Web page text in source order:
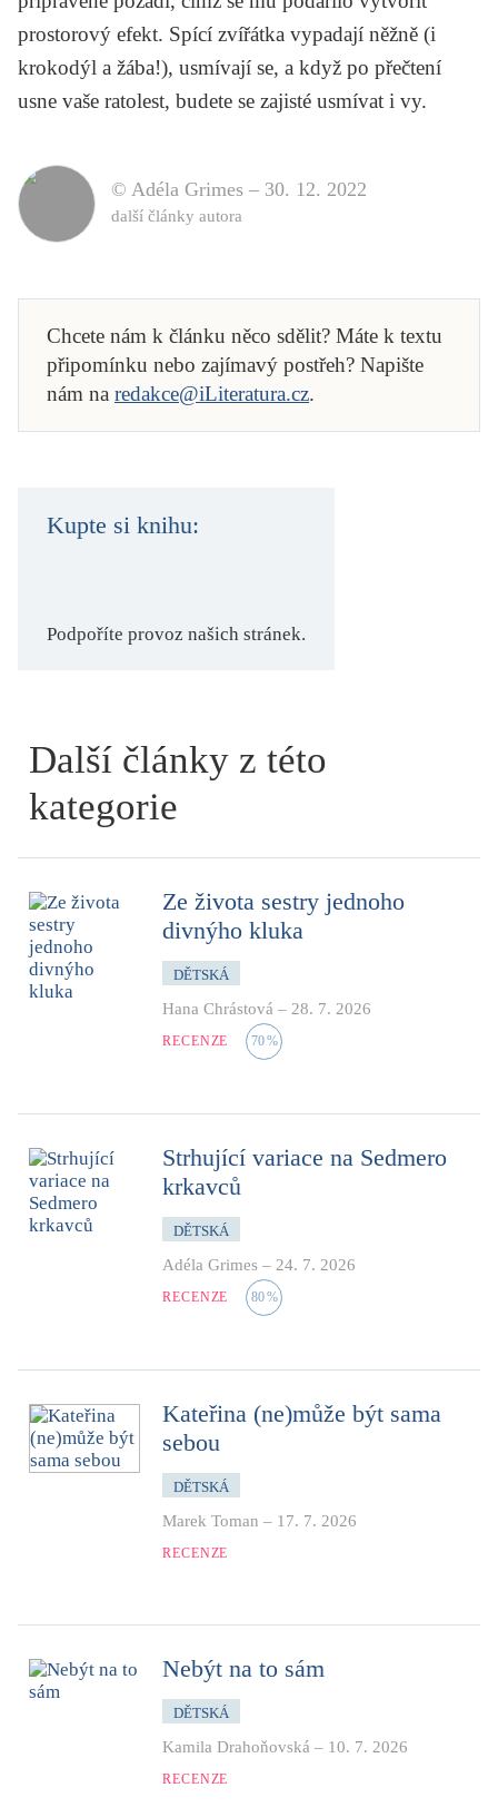
prostorový efekt. Spící zvířátka vypadají něžně (i
krokodýl a žába!), usmívají se, a když po přečtení
usne vaše ratolest, budete se zajisté usmívat i vy.
© Adéla Grimes – 30. 12. 2022
další články autora
Chcete nám k článku něco sdělit? Máte k textu
připomínku nebo zajímavý postřeh? Napište
nám na redakce@iLiteratura.cz.
Kupte si knihu:
Podpoříte provoz našich stránek.
Další články z této
kategorie
Ze života sestry jednoho
divnýho kluka
DĚTSKÁ
Hana Chrástová – 28. 7. 2026
RECENZE 70%
Strhující variace na Sedmero
krkavců
DĚTSKÁ
Adéla Grimes – 24. 7. 2026
RECENZE 80%
Kateřina (ne)může být sama
sebou
DĚTSKÁ
Marek Toman – 17. 7. 2026
RECENZE
Nebýt na to sám
DĚTSKÁ
Kamila Drahoňovská – 10. 7. 2026
RECENZE